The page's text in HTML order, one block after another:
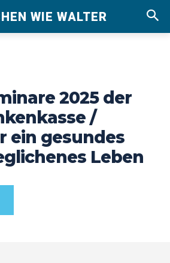
WIE WALTER
2025 der
/
ein gesundes
Leben